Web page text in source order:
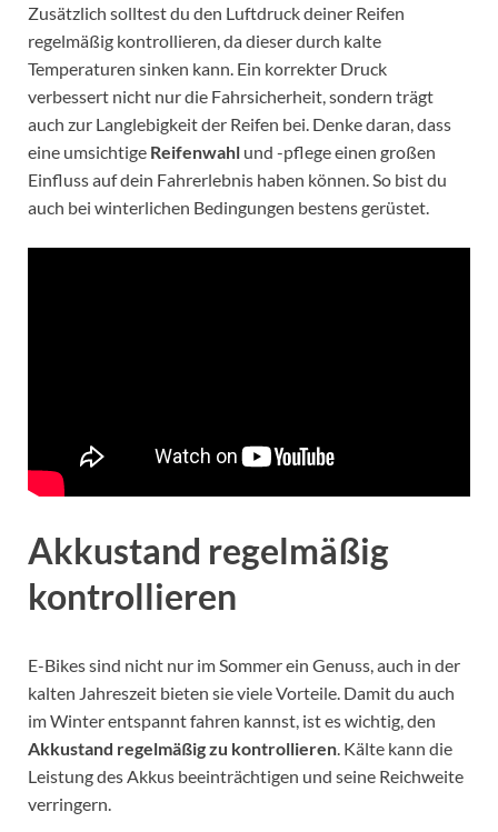
Zusätzlich solltest du den Luftdruck deiner Reifen
regelmäßig kontrollieren, da dieser durch kalte
Temperaturen sinken kann. Ein korrekter Druck
verbessert nicht nur die Fahrsicherheit, sondern trägt
auch zur Langlebigkeit der Reifen bei. Denke daran, dass
eine umsichtige Reifenwahl und -pflege einen großen
Einfluss auf dein Fahrerlebnis haben können. So bist du
auch bei winterlichen Bedingungen bestens gerüstet.
Akkustand regelmäßig
kontrollieren
E-Bikes sind nicht nur im Sommer ein Genuss, auch in der
kalten Jahreszeit bieten sie viele Vorteile. Damit du auch
im Winter entspannt fahren kannst, ist es wichtig, den
Akkustand regelmäßig zu kontrollieren. Kälte kann die
Leistung des Akkus beeinträchtigen und seine Reichweite
verringern.